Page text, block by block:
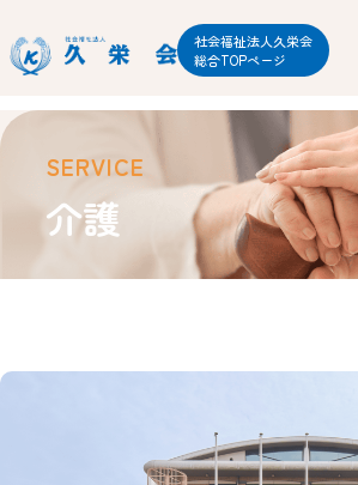
社会福祉法人久栄会
総合TOPページ
SERVICE
介護